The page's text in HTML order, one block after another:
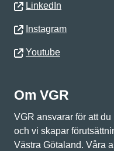
LinkedIn
Instagram
Youtube
Om VGR
VGR ansvarar för att
och vi skapar
Västra Götaland. Våra